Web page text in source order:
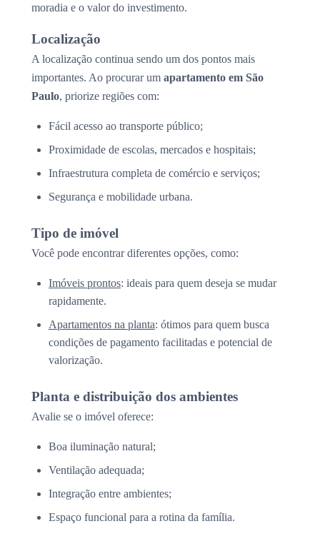
moradia e o valor do investimento.
Localização
A localização continua sendo um dos pontos mais
importantes. Ao procurar um apartamento em São
Paulo, priorize regiões com:
Fácil acesso ao transporte público;
Proximidade de escolas, mercados e hospitais;
Infraestrutura completa de comércio e serviços;
Segurança e mobilidade urbana.
Tipo de imóvel
Você pode encontrar diferentes opções, como:
Imóveis prontos: ideais para quem deseja se mudar
rapidamente.
Apartamentos na planta: ótimos para quem busca
condições de pagamento facilitadas e potencial de
valorização.
Planta e distribuição dos ambientes
Avalie se o imóvel oferece:
Boa iluminação natural;
Ventilação adequada;
Integração entre ambientes;
Espaço funcional para a rotina da família.